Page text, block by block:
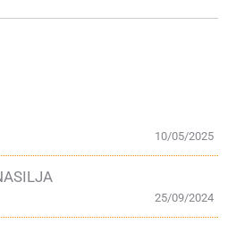
10/05/2025
25/09/2024